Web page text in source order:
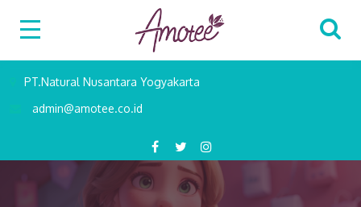
PT.Natural Nusantara Yogyakarta
admin@amotee.co.id